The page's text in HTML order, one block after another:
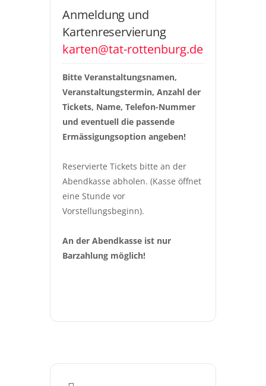
Anmeldung und
Kartenreservierung
karten@tat-rottenburg.de
Bitte Veranstaltungsnamen,
Veranstaltungstermin, Anzahl der
Tickets, Name, Telefon-Nummer
und eventuell die passende
Ermässigungsoption angeben!
Reservierte Tickets bitte an der
Abendkasse abholen. (Kasse öffnet
eine Stunde vor
Vorstellungsbeginn).
An der Abendkasse ist nur
Barzahlung möglich!